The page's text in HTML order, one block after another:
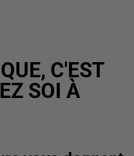
C'EST
SOI À